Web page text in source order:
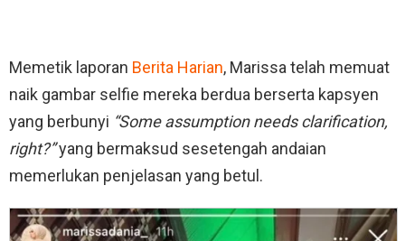
Memetik laporan Berita Harian, Marissa telah memuat
naik gambar selfie mereka berdua berserta kapsyen
yang berbunyi “Some assumption needs clarification,
right?”yang bermaksud sesetengah andaian
memerlukan penjelasan yang betul.